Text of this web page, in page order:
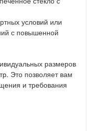
условий или
с повышенной
размеров
Это позволяет вам
и требования